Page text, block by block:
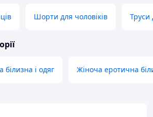
Шорти для чоловіків Труси
білизна і одяг Жіноча еротична